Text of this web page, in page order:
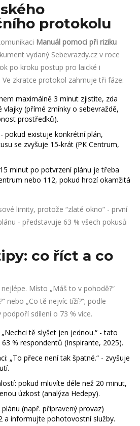
protokolu
Manuál pomoci při riziku
vydaný Sebevrazdy.cz v roce
po kroku postup pro laické i
. Ve zkratce protokol zahrnuje tři fáze:
maximálně 3 minut zjistíte, zda
(přímé zmínky o sebevraždě,
prostředků).
pokud existuje konkrétní plán,
se zvyšuje 15‑krát (PK Centrum,
minut po potvrzení plánu je třeba
nebo 112, pokud hrozí okamžitá
limity, protože “zlaté okno” - první
- představuje 63 % všech pokusů
co říct a co
Místo „Máš to v pohodě?“
nebo „Co tě nejvíc tíží?“; podle
sdílení o 73 % více.
tě slyšet jen jednou.“ - tato
% respondentů (Inspirante, 2025).
„To přece není tak špatné.“ - zvyšuje
pokud mluvíte déle než 20 minut,
úzkost (analýza Hedepy).
(např. připravený provaz)
a informujte pohotovostní služby.